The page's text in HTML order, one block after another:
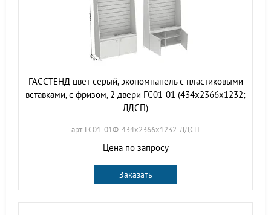
ГАССТЕНД цвет серый, экономпанель с пластиковыми
вставками, с фризом, 2 двери ГС01-01 (434х2366х1232;
ЛДСП)
арт. ГС01-01Ф-434х2366х1232-ЛДСП
Цена по запросу
Заказать